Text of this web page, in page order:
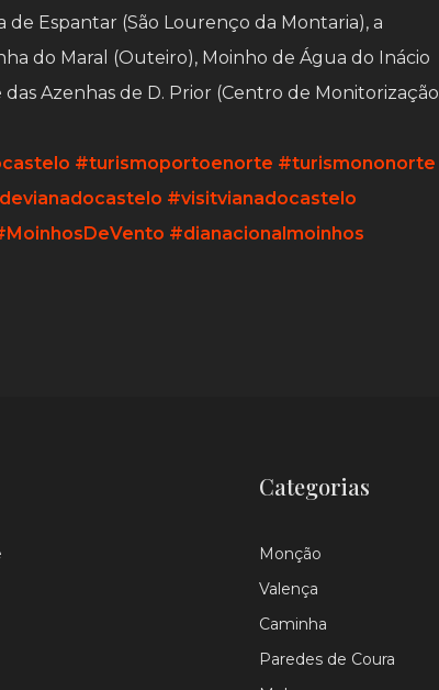
de Espantar (São Lourenço da Montaria), a
do Maral (Outeiro), Moinho de Água do Inácio
Azenhas de D. Prior (Centro de Monitorização
#turismoportoenorte #turismononorte
#visitvianadocastelo
#dianacionalmoinhos
Categorias
Monção
Valença
Caminha
Paredes de Coura